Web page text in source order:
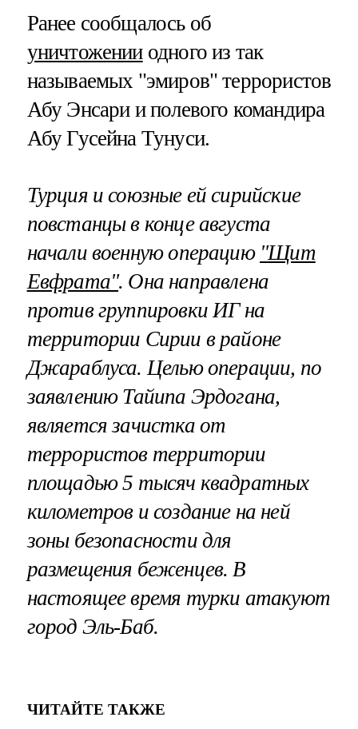
Ранее сообщалось об
уничтоженииодного из так
называемых "эмиров" террористов
Абу Энсари и полевого командира
Абу Гусейна Тунуси.
Турция и союзные ей сирийские
повстанцы в конце августа
начали военную операцию "Щит
Евфрата". Она направлена
против группировки ИГ на
территории Сирии в районе
Джараблуса. Целью операции, по
заявлению Тайипа Эрдогана,
является зачистка от
террористов территории
площадью 5 тысяч квадратных
километров и создание на ней
зоны безопасности для
размещения беженцев. В
настоящее время турки атакуют
город Эль-Баб.
ЧИТАЙТЕ ТАКЖЕ